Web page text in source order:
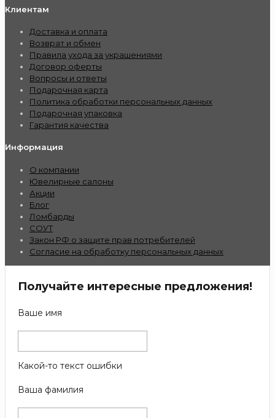
Клиентам
Доставка и оплата
Возврат и обмен
Правила ухода за украшениями
Договор оферты
Вопросы и ответы
Подарочная карта
Политика обработки персональных данных
Подарочная упаковка
Гарантия качества
Информация
О компании
Ювелирные салоны
Акции
Блог
Ломбарды
СОУТ
Закон РФ о защите прав потребителей
Согласие на обработку персональных данных
Получайте интересные предложения!
Ваше имя
Какой-то текст ошибки
Ваша фамилия